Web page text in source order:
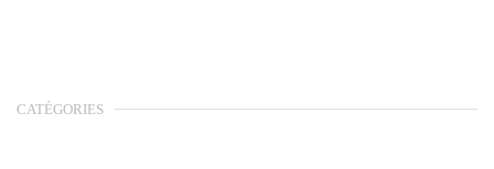
CATÉGORIES